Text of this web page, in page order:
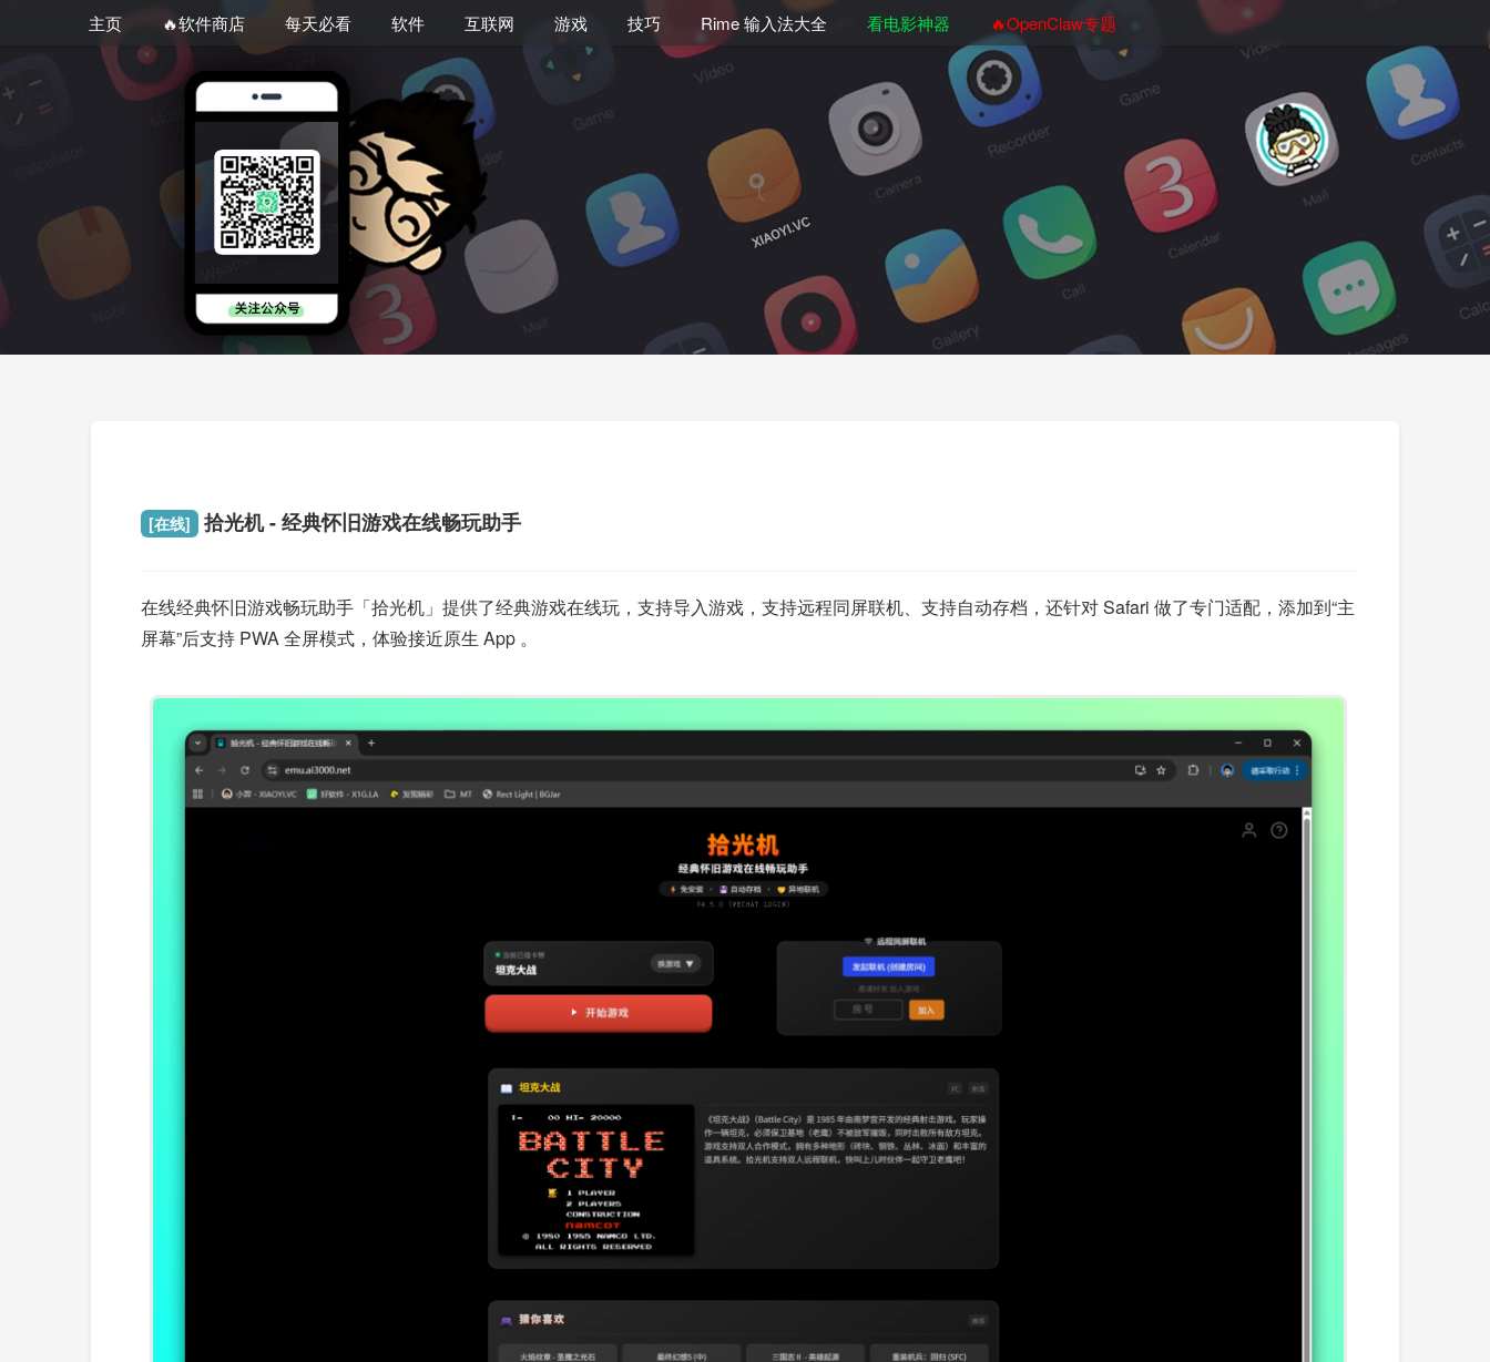
主页 🔥软件商店 每天必看 软件 互联网 游戏 技巧 Rime 输入法大全 看电影神器 🔥OpenClaw专题
[在线] 拾光机 - 经典怀旧游戏在线畅玩助手
在线经典怀旧游戏畅玩助手「拾光机」提供了经典游戏在线玩，支持导入游戏，支持远程同屏联机、支持自动存档，还针对 Safari 做了专门适配，添加到“主
屏幕”后支持 PWA 全屏模式，体验接近原生 App 。